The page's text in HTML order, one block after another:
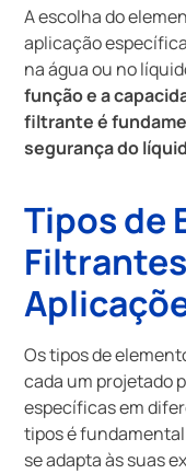
A escolha do
aplicação
na água ou no
função e a
filtrante é
segurança do
Tipos de
Os tipos de
cada um projetado
específicas em
tipos é
se adapta às suas